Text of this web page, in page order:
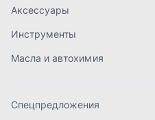
Контакты
order@mteh74.ru
+7 (904) 945-52-55